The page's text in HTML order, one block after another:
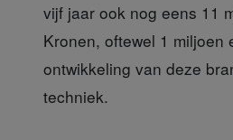
vijf jaar ook nog eens 11
Kronen, oftewel 1 miljoen
ontwikkeling van deze
techniek.